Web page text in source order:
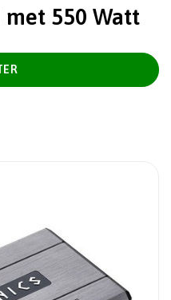
met 550 Watt